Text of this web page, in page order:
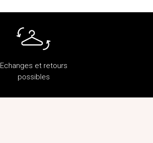
Echanges et retours
possibles